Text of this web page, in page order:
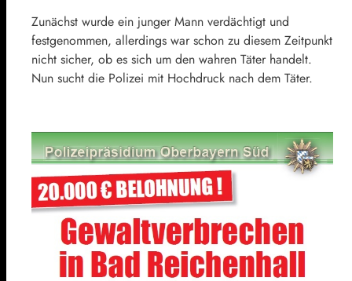
Zunächst wurde ein junger Mann verdächtigt und
festgenommen, allerdings war schon zu diesem Zeitpunkt
nicht sicher, ob es sich um den wahren Täter handelt.
Nun sucht die Polizei mit Hochdruck nach dem Täter.